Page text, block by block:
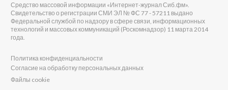
Средство массовой информации «Интернет-журнал Сиб.фм».
Свидетельство о регистрации СМИ ЭЛ № ФС 77 - 57211 выдано
Федеральной службой по надзору в сфере связи, информационных
технологий и массовых коммуникаций (Роскомнадзор) 11 марта 2014
года.
Политика конфиденциальности
Согласие на обработку персональных данных
Файлы cookie